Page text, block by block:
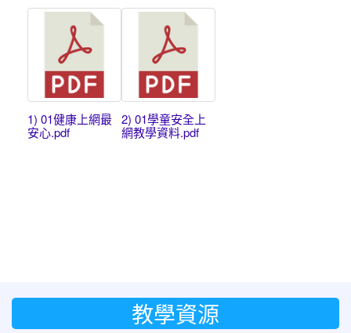
1) 01健康上網最
安心.pdf
2) 01學童安全上
網教學資料.pdf
教學資源